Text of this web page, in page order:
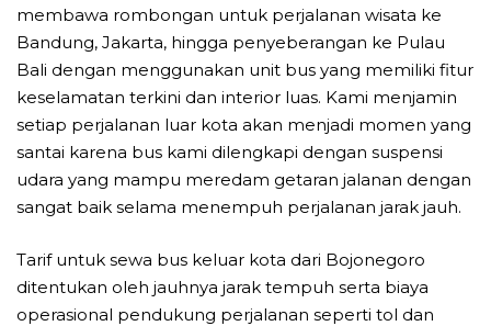
membawa rombongan untuk perjalanan wisata ke
Bandung, Jakarta, hingga penyeberangan ke Pulau
Bali dengan menggunakan unit bus yang memiliki fitur
keselamatan terkini dan interior luas. Kami menjamin
setiap perjalanan luar kota akan menjadi momen yang
santai karena bus kami dilengkapi dengan suspensi
udara yang mampu meredam getaran jalanan dengan
sangat baik selama menempuh perjalanan jarak jauh.
Tarif untuk sewa bus keluar kota dari Bojonegoro
ditentukan oleh jauhnya jarak tempuh serta biaya
operasional pendukung perjalanan seperti tol dan